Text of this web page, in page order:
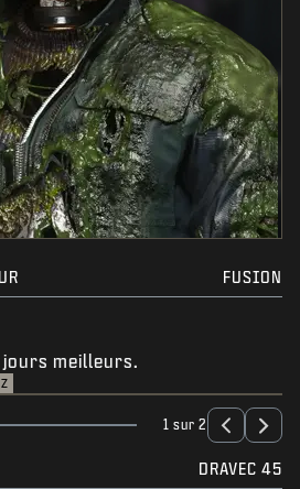
FUSION
jours meilleurs.
1 sur 2
DRAVEC 45